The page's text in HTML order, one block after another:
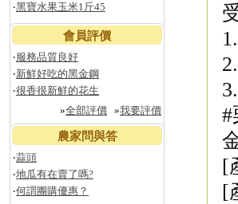
‧黑寶水果玉米1斤45
會員評價
‧服務品質良好
‧新鮮好吃的黑金鋼
‧很香很新鮮的花生
»全部評價 »我要評價
農家問與答
‧蒜頭
‧地瓜有在賣了嗎?
‧何謂團購優惠？
#
[
[